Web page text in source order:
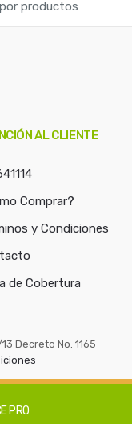
AL CLIENTE
Comprar?
y Condiciones
de Cobertura
Decreto No. 1165
PRO